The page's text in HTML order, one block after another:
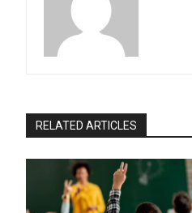
RELATED ARTICLES